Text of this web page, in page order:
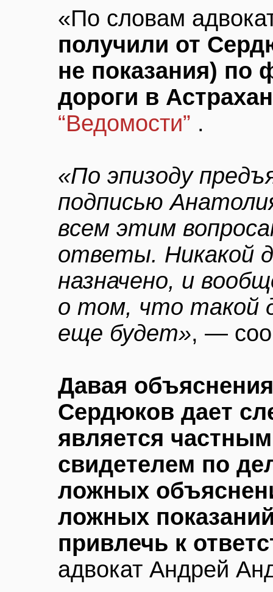
«По словам
получили от
не показания) по
дороги в
“Ведомости” .
«По эпизоду
подписью
всем этим
ответы. Никакой
назначено, и
о том, что такой
еще будет», —
Давая
Сердюков дает
является
свидетелем по
ложных
ложных
привлечь к
адвокат Андрей